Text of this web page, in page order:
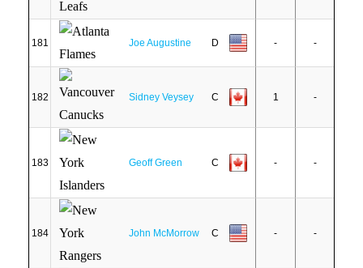
181 Joe Augustine D - -
182 Sidney Veysey C 1 -
183 Geoff Green C - -
184 John McMorrow C - -